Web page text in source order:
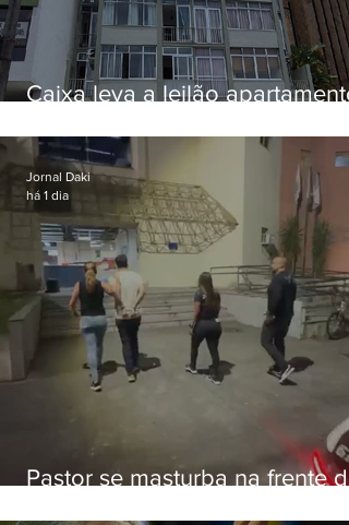
Caixa leva a leilão apartamento
Botafogo
Pastor se masturba na frente de
Jornal Daki
há 1 dia